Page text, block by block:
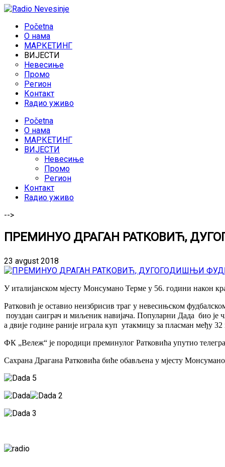
Početna
O нама
МАРКЕТИНГ
ВИЈЕСТИ
Невесиње
Промо
Регион
Контакт
Rадио уживо
Početna
O нама
МАРКЕТИНГ
ВИЈЕСТИ
Невесиње
Промо
Регион
Контакт
Rадио уживо
-->
ПРЕМИНУО ДРАГАН РАТКОВИЋ,
23 avgust 2018
У италијанском мјесту Монсумано Терме у 56. години након
Ратковић је оставио неизбрисив траг у невесињском
поуздан саиграч и миљеник навијача. Популарни Дада био је
а двије године раније играла куп утакмицу за пласман међу
ФК „Вележ“ је породици преминулог Ратковића упутио
Сахрана Драгана Ратковића биће обављена у мјесту